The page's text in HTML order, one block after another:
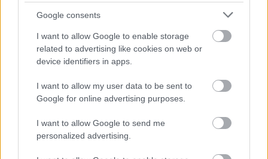
Google consents
I want to allow Google to enable storage
related to advertising like cookies on web or
device identifiers in apps.
I want to allow my user data to be sent to
Google for online advertising purposes.
I want to allow Google to send me
personalized advertising.4 napja
Ilyen lehet a jövő F1-es szabályrendszere Domenicali